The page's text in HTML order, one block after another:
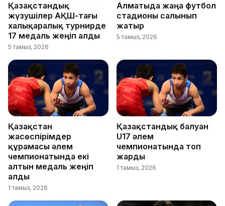
Қазақстандық
жүзушілер АҚШ-тағы
халықаралық турнирде
17 медаль жеңіп алды
5 тамыз, 2026
Алматыда жаңа футбол
стадионы салынып
жатыр
5 тамыз, 2026
Қазақстан
жасөспірімдер
құрамасы әлем
чемпионатында екі
алтын медаль жеңіп
алды
1 тамыз, 2026
Қазақстандық балуан
U17 әлем
чемпионатында топ
жарды
1 тамыз, 2026